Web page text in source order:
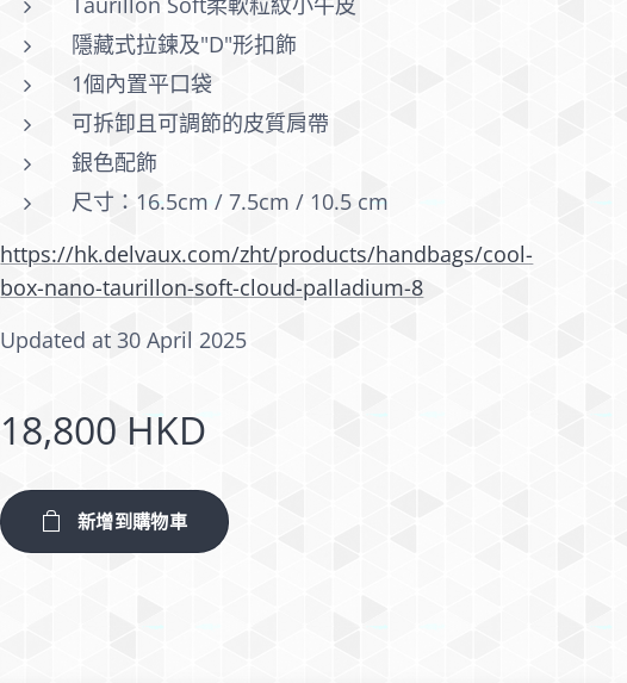
隱藏式拉鍊及"D"形扣飾
1個內置平口袋
可拆卸且可調節的皮質肩帶
銀色配飾
尺寸：16.5cm / 7.5cm / 10.5 cm
https://hk.delvaux.com/zht/products/handbags/cool-
box-nano-taurillon-soft-cloud-palladium-8
Updated at 30 April 2025
18,800 HKD
新增到購物車